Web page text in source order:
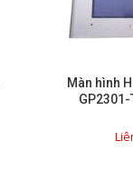
Màn hình
GP2301-